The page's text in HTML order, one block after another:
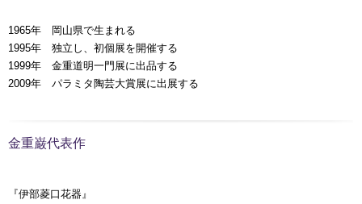
1965年 岡山県で生まれる
1995年 独立し、初個展を開催する
1999年 金重道明一門展に出品する
2009年 パラミタ陶芸大賞展に出展する
金重巌代表作
『伊部菱口花器』